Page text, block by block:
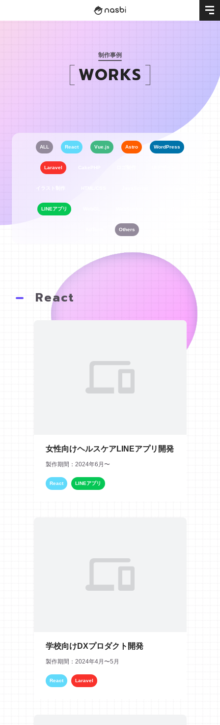
制作事例
WORKS
ALL React Vue.js Astro WordPress
Laravel
LINEアプリ
Others
React
女性向けヘルスケアLINEアプリ開発
製作期間：2024年6月〜
React LINEアプリ
学校向けDXプロダクト開発
製作期間：2024年4月〜5月
React Laravel